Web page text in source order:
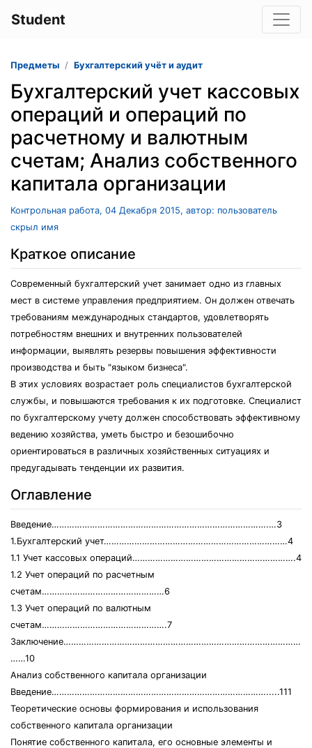
Student
Предметы Бухгалтерский учёт и аудит
Бухгалтерский учет кассовых
операций и операций по
расчетному и валютным
счетам; Анализ собственного
капитала организации
Контрольная работа, 04 Декабря 2015, автор: пользователь
скрыл имя
Краткое описание
Современный бухгалтерский учет занимает одно из главных
мест в системе управления предприятием. Он должен отвечать
требованиям международных стандартов, удовлетворять
потребностям внешних и внутренних пользователей
информации, выявлять резервы повышения эффективности
производства и быть "языком бизнеса".
В этих условиях возрастает роль специалистов бухгалтерской
службы, и повышаются требования к их подготовке. Специалист
по бухгалтерскому учету должен способствовать эффективному
ведению хозяйства, уметь быстро и безошибочно
ориентироваться в различных хозяйственных ситуациях и
предугадывать тенденции их развития.
Оглавление
Введение………………………………………………………………………….…3
1.Бухгалтерский учет………………………………………………………………4
1.1 Учет кассовых операций……………………………………………………….4
1.2 Учет операций по расчетным
счетам…………………………………………6
1.3 Учет операций по валютным
счетам………………………………………….7
……10
Анализ собственного капитала организации
Введение………………………………………………………………………….....111
Теоретические основы формирования и использования
собственного капитала организации
Понятие собственного капитала, его основные элементы и